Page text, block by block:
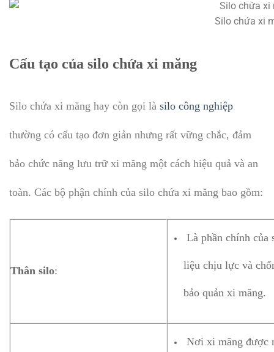
Silo chứa xi
Cấu tạo của silo chứa xi măng
Silo chứa xi măng hay còn gọi là silo công nghiệp
thường có cấu tạo đơn giản nhưng rất vững chắc, đảm
bảo chức năng lưu trữ xi măng một cách hiệu quả và an
toàn. Các bộ phận chính của silo chứa xi măng bao gồm:
Thân silo:
Là phần chính
liệu chịu lực và
bảo quản xi măng.
Nơi xi măng được